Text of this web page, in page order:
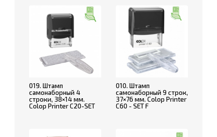
019. Штамп
самонаборный 4
строки, 38×14 мм.
Colop Printer C20-SET
010. Штамп
самонаборный 9 строк,
37×76 мм. Colop Printer
C60 - SET F